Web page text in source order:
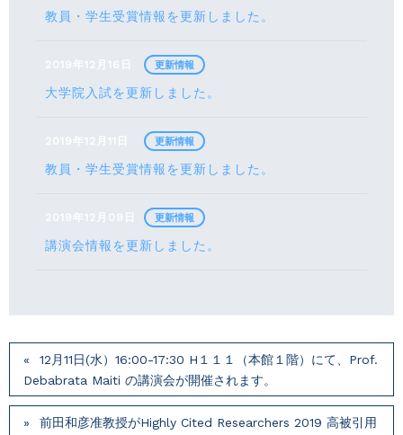
教員・学生受賞情報を更新しました。
2019年12月16日
大学院入試を更新しました。
更新情報
2019年12月11日
教員・学生受賞情報を更新しました。
更新情報
2019年12月09日
講演会情報を更新しました。
更新情報
12月11日(水）16:00-17:30 H１１１（本館１階）にて、Prof.
Debabrata Maiti の講演会が開催されます。
前田和彦准教授がHighly Cited Researchers 2019 高被引用